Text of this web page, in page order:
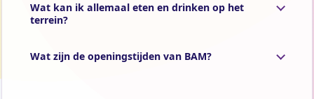
Wat kan ik allemaal eten en drinken op het
terrein?
Wat zijn de openingstijden van BAM?